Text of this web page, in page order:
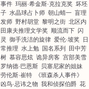
事件 玛丽·希金斯·克拉克奖 坏坯
子 水晶球占卜师 朝山蜻一 盲理
发师 野村胡堂 黎明之街 北区内
田康夫推理文学奖 顺流而下 闪
灵 御手洗洁的旋律 爱伦·坡奖
日
常推理 水上勉 国名系列
田中芳
树 慕容思炫 诡异房客 宫部美雪
罗纳德·巴恩斯 贝塞尼家的姐妹
劳伦斯·崔特
《班森杀人事件》
凶鸟·忌讳之物 我和侦探伯爵 花